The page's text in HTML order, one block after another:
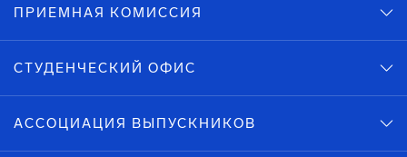
ПРИЕМНАЯ КОМИССИЯ
СТУДЕНЧЕСКИЙ ОФИС
АССОЦИАЦИЯ ВЫПУСКНИКОВ